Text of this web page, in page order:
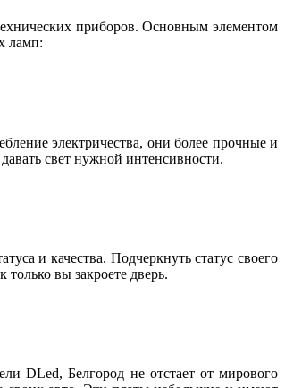
приборов. Основным элементом
ламп:
электричества, они более прочные и
свет нужной интенсивности.
и качества. Подчеркнуть статус своего
только вы закроете дверь.
DLed, Белгород не отстает от мирового